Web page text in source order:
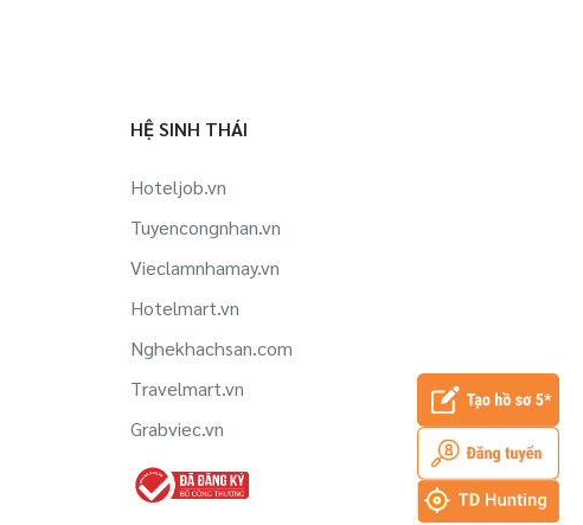
HỆ SINH THÁI
Hoteljob.vn
Tuyencongnhan.vn
Vieclamnhamay.vn
Hotelmart.vn
Nghekhachsan.com
Travelmart.vn
Grabviec.vn